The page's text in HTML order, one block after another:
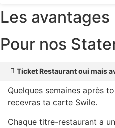
Les avantages
Pour nos
Ticket Restaurant oui mais
Quelques semaines après
recevras ta carte Swile.
Chaque titre-restaurant a